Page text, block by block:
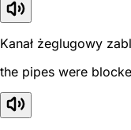
Kanał żeglugowy
the pipes were